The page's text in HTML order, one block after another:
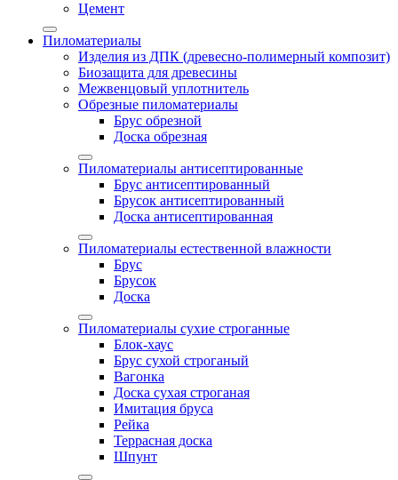
Цемент
Пиломатериалы
Изделия из ДПК (древесно-полимерный композит)
Биозащита для древесины
Межвенцовый уплотнитель
Обрезные пиломатериалы
Брус обрезной
Доска обрезная
Пиломатериалы антисептированные
Брус антисептированный
Брусок антисептированный
Доска антисептированная
Пиломатериалы естественной влажности
Брус
Брусок
Доска
Пиломатериалы сухие строганные
Блок-хаус
Брус сухой строганый
Вагонка
Доска сухая строганая
Имитация бруса
Рейка
Террасная доска
Шпунт